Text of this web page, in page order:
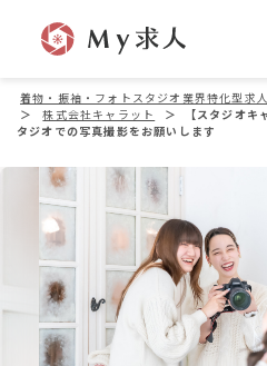
着物・振袖・フォトスタジオ業界特化型求
＞
株式会社キャラット ＞
【スタジオキ
タジオでの写真撮影をお願いします